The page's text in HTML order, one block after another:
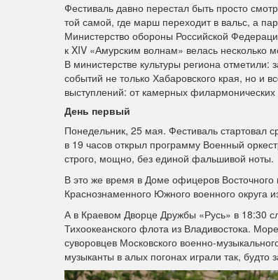
Фестиваль давно перестал быть просто
той самой, где марш переходит в вальс, а
Министерство обороны Российской
к XIV «Амурским волнам» велась несколько
В министерстве культуры региона
событий не только Хабаровского края, но и
выступлений: от камерных
День первый
Понедельник, 25 мая. Фестиваль стартовал
в 19 часов открыл программу Военный
строго, мощно, без единой фальшивой ноты.
В это же время в Доме офицеров
Краснознаменного Южного военного округа
А в Краевом Дворце Дружбы «Русь» в 18:30
Тихоокеанского флота из Владивостока.
суворовцев Московского военно-
музыканты в алых погонах играли так,